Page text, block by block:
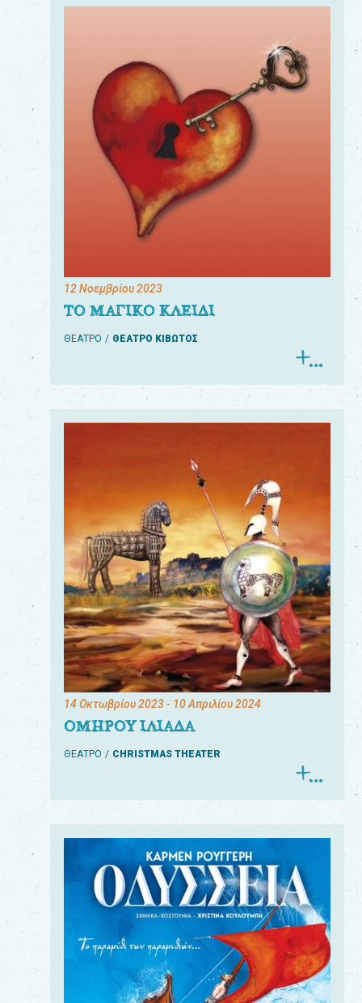
12 Νοεμβρίου 2023
ΤΟ ΜΑΓΙΚΟ ΚΛΕΙΔΙ
ΘΕΑΤΡΟ ΘΕΑΤΡΟ ΚΙΒΩΤΟΣ
14 Οκτωβρίου 2023- 10 Απριλίου 2024
ΟΜΗΡΟΥ ΙΛΙΑΔΑ
ΘΕΑΤΡΟ CHRISTMAS THEATER